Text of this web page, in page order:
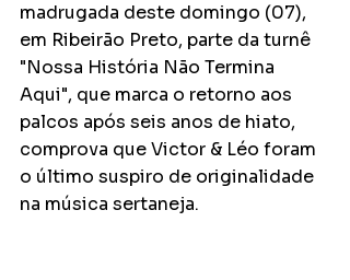
madrugada deste domingo (07),
em Ribeirão Preto, parte da turnê
"Nossa História Não Termina
Aqui", que marca o retorno aos
palcos após seis anos de hiato,
comprova que Victor & Léo foram
o último suspiro de originalidade
na música sertaneja.